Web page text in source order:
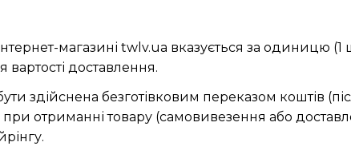
магазині twlv.ua вказується за одиницю (1
вартості доставлення.
здійснена безготівковим переказом коштів
при отриманні товару (самовивезення або